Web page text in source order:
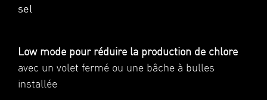
sel
Low mode pour réduire la production de chlore
avec un volet fermé ou une bâche à bulles
installée